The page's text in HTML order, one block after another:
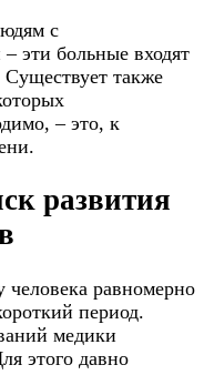
с
эти больные входят
также
– это, к
развития
человека равномерно
период.
медики
этого давно